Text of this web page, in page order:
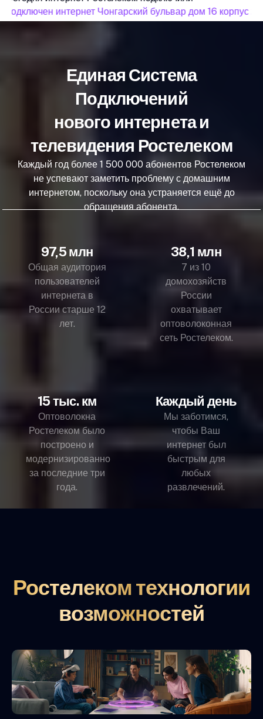
подключен интернет Чонгарский бульвар дом 16 корпус 2
Единая Система
Подключений
нового интернета и
телевидения Ростелеком
Каждый год более 1 500 000 абонентов Ростелеком
не успевают заметить проблему с домашним
интернетом, поскольку она устраняется ещё до
обращения абонента.
97,5 млн
Общая аудитория
пользователей
интернета в
России старше 12
лет.
38,1 млн
7 из 10
домохозяйств
России
охватывает
оптоволоконная
сеть Ростелеком.
15 тыс. км
Оптоволокна
Ростелеком было
построено и
модернизированно
за последние три
года.
Каждый день
Мы заботимся,
чтобы Ваш
интернет был
быстрым для
любых
развлечений.
Ростелеком технологии
возможностей